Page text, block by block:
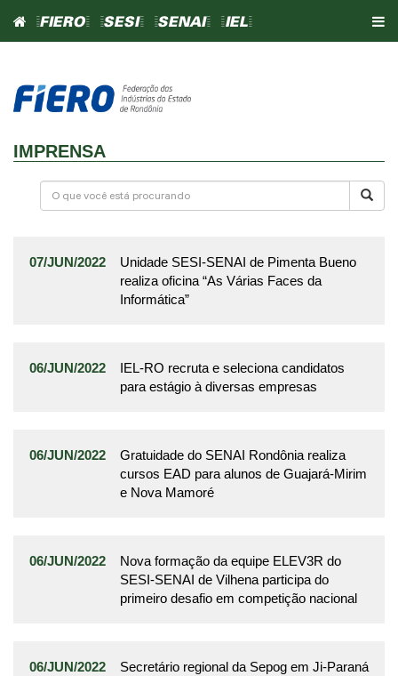
=FIERO= =SESI= =SENAI= =IEL=
IMPRENSA
07/JUN/2022
Unidade SESI-SENAI de Pimenta Bueno
realiza oficina “As Várias Faces da
Informática”
06/JUN/2022
IEL-RO recruta e seleciona candidatos
para estágio à diversas empresas
06/JUN/2022
Gratuidade do SENAI Rondônia realiza
cursos EAD para alunos de Guajará-Mirim
e Nova Mamoré
06/JUN/2022
Nova formação da equipe ELEV3R do
SESI-SENAI de Vilhena participa do
primeiro desafio em competição nacional
06/JUN/2022
Secretário regional da Sepog em Ji-Paraná